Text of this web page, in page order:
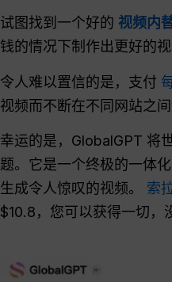
试图找到一个好的 视频内
钱的情况下制作出更好的
令人难以置信的是，支付
视频而不断在不同网站之
幸运的是，GlobalGPT 将
题。它是一个终极的一体
生成令人惊叹的视频。 索
$10.8，您可以获得一切，